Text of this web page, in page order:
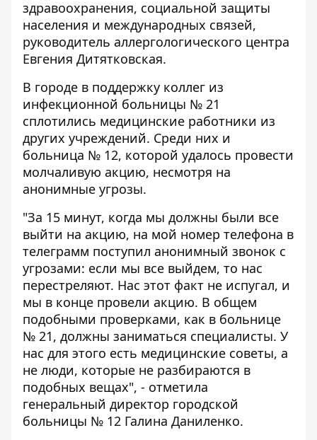
здравоохранения, социальной защиты
населения и международных связей,
руководитель аллергологического центра
Евгения Дитятковская.
В городе в поддержку коллег из
инфекционной больницы № 21
сплотились медицинские работники из
других учреждений. Среди них и
больница № 12, которой удалось провести
молчаливую акцию, несмотря на
анонимные угрозы.
"За 15 минут, когда мы должны были все
выйти на акцию, на мой номер телефона в
телеграмм поступил анонимный звонок с
угрозами: если мы все выйдем, то нас
перестреляют. Нас этот факт не испугал, и
мы в конце провели акцию. В общем
подобными проверками, как в больнице
№ 21, должны заниматься специалисты. У
нас для этого есть медицинские советы, а
не люди, которые не разбираются в
подобных вещах", - отметила
генеральный директор городской
больницы № 12 Галина Даниленко.